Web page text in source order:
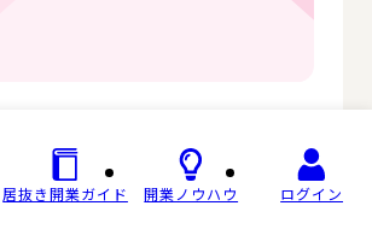
11.2坪 / 37.03㎡
居抜き開業ガイド 開業ノウハウ ログイン